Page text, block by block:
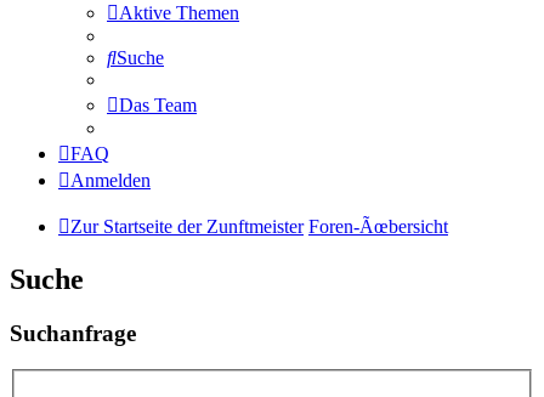
Aktive Themen
Suche
Das Team
FAQ
Anmelden
Zur Startseite der Zunftmeister Foren-Ãœbersicht
Suche
Suchanfrage